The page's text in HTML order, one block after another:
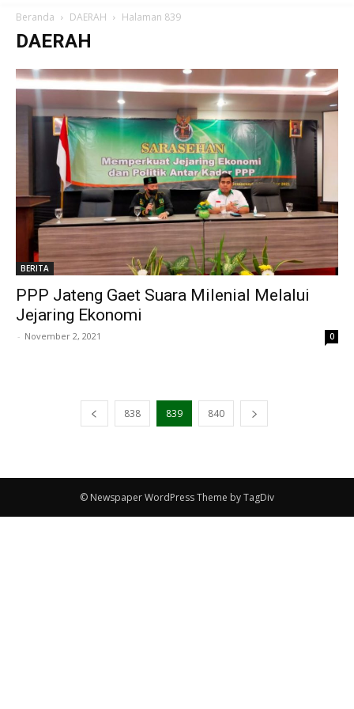
Beranda DAERAH Halaman 839
DAERAH
BERITA
PPP Jateng Gaet Suara Milenial Melalui
Jejaring Ekonomi
- November 2, 2021 0
838 839 840
© Newspaper WordPress Theme by TagDiv